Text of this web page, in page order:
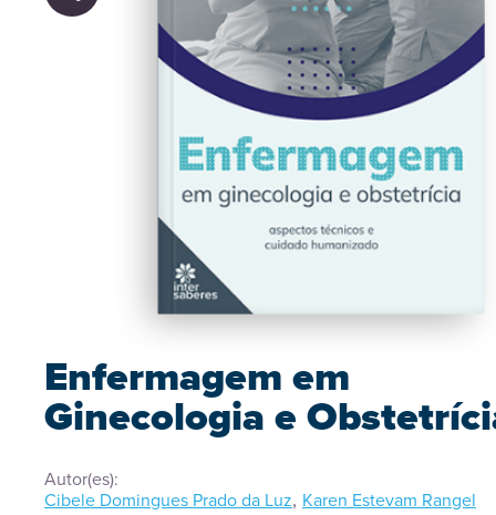
Enfermagem em
Ginecologia e
Autor(es):
Cibele Domingues Prado da Luz, Karen Estevam Rangel